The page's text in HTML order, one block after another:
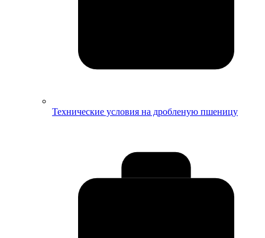
Технические условия на дробленую пшеницу